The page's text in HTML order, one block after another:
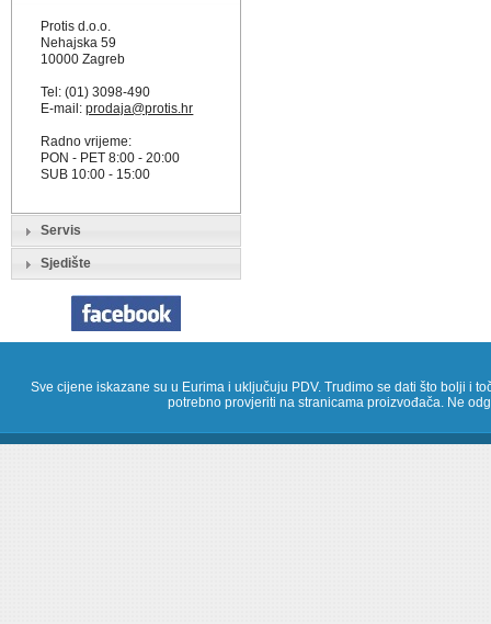
Protis d.o.o.
Nehajska 59
10000 Zagreb
Tel: (01) 3098-490
E-mail:prodaja@protis.hr
Radno vrijeme:
PON - PET 8:00 - 20:00
SUB 10:00 - 15:00
Servis
Sjedište
Sve cijene iskazane su u Eurima i uključuju PDV. Trudimo se dati što bolji i
potrebno provjeriti na stranicama proizvođača. Ne